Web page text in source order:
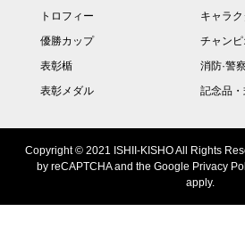
トロフィー
優勝カップ
表彰楯
表彰メダル
キャラ
チャン
消防·警
記念品
Copyright © 2021 ISHII-KISHO All Rights
by reCAPTCHA and the Google Privacy
apply.